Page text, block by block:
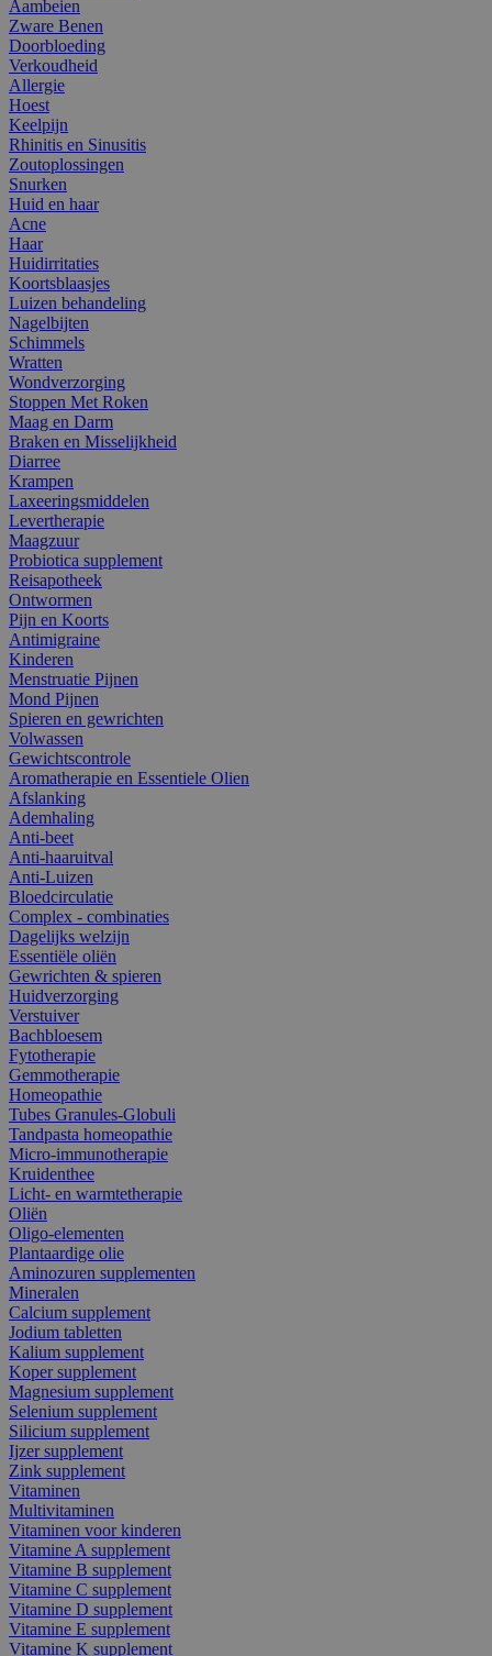
Aambeien
Zware Benen
Doorbloeding
Verkoudheid
Allergie
Hoest
Keelpijn
Rhinitis en Sinusitis
Zoutoplossingen
Snurken
Huid en haar
Acne
Haar
Huidirritaties
Koortsblaasjes
Luizen behandeling
Nagelbijten
Schimmels
Wratten
Wondverzorging
Stoppen Met Roken
Maag en Darm
Braken en Misselijkheid
Diarree
Krampen
Laxeeringsmiddelen
Levertherapie
Maagzuur
Probiotica supplement
Reisapotheek
Ontwormen
Pijn en Koorts
Antimigraine
Kinderen
Menstruatie Pijnen
Mond Pijnen
Spieren en gewrichten
Volwassen
Gewichtscontrole
Aromatherapie en Essentiele Olien
Afslanking
Ademhaling
Anti-beet
Anti-haaruitval
Anti-Luizen
Bloedcirculatie
Complex - combinaties
Dagelijks welzijn
Essentiële oliën
Gewrichten & spieren
Huidverzorging
Verstuiver
Bachbloesem
Fytotherapie
Gemmotherapie
Homeopathie
Tubes Granules-Globuli
Tandpasta homeopathie
Micro-immunotherapie
Kruidenthee
Licht- en warmtetherapie
Oliën
Oligo-elementen
Plantaardige olie
Aminozuren supplementen
Mineralen
Calcium supplement
Jodium tabletten
Kalium supplement
Koper supplement
Magnesium supplement
Selenium supplement
Silicium supplement
Ijzer supplement
Zink supplement
Vitaminen
Multivitaminen
Vitaminen voor kinderen
Vitamine A supplement
Vitamine B supplement
Vitamine C supplement
Vitamine D supplement
Vitamine E supplement
Vitamine K supplement